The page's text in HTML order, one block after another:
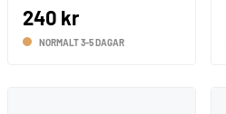
240 kr
NORMALT 3-5 DAGAR